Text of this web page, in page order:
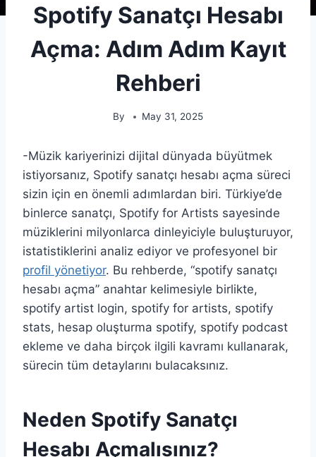
Spotify Sanatçı Hesabı
Açma: Adım Adım Kayıt
Rehberi
By May 31, 2025
-Müzik kariyerinizi dijital dünyada büyütmek
istiyorsanız, Spotify sanatçı hesabı açma süreci
sizin için en önemli adımlardan biri. Türkiye’de
binlerce sanatçı, Spotify for Artists sayesinde
müziklerini milyonlarca dinleyiciyle buluşturuyor,
istatistiklerini analiz ediyor ve profesyonel bir
profil yönetiyor. Bu rehberde, “spotify sanatçı
hesabı açma” anahtar kelimesiyle birlikte,
spotify artist login, spotify for artists, spotify
stats, hesap oluşturma spotify, spotify podcast
ekleme ve daha birçok ilgili kavramı kullanarak,
sürecin tüm detaylarını bulacaksınız.
Neden Spotify Sanatçı
Hesabı Açmalısınız?